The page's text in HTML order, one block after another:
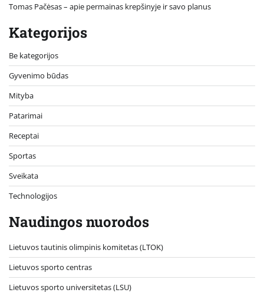
Tomas Pačėsas – apie permainas krepšinyje ir savo planus
Kategorijos
Be kategorijos
Gyvenimo būdas
Mityba
Patarimai
Receptai
Sportas
Sveikata
Technologijos
Naudingos nuorodos
Lietuvos tautinis olimpinis komitetas (LTOK)
Lietuvos sporto centras
Lietuvos sporto universitetas (LSU)